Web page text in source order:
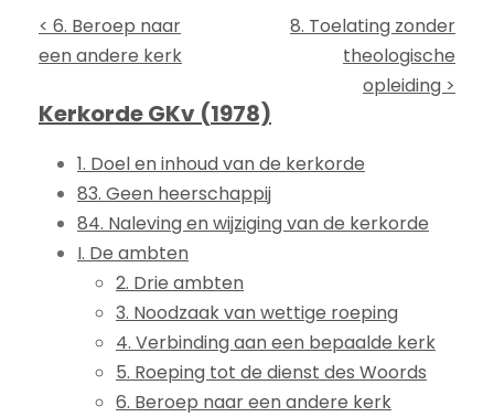
< 6. Beroep naar
een andere kerk
8. Toelating zonder
theologische
opleiding >
Kerkorde GKv (1978)
1. Doel en inhoud van de kerkorde
83. Geen heerschappij
84. Naleving en wijziging van de kerkorde
I. De ambten
2. Drie ambten
3. Noodzaak van wettige roeping
4. Verbinding aan een bepaalde kerk
5. Roeping tot de dienst des Woords
6. Beroep naar een andere kerk